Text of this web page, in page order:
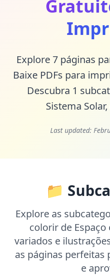
Explore 7 páginas
Baixe PDFs para
Descubra 1
Sistema Solar,
Last updated:
📁
Explore as
colorir de
variados e
as páginas
e